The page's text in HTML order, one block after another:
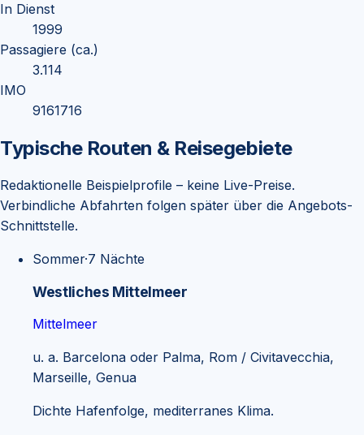
In Dienst
1999
Passagiere (ca.)
3.114
IMO
9161716
Typische Routen & Reisegebiete
Redaktionelle Beispielprofile – keine Live-Preise.
Verbindliche Abfahrten folgen später über die Angebots-
Schnittstelle.
Sommer·7 Nächte
Westliches Mittelmeer
Mittelmeer
u. a. Barcelona oder Palma, Rom / Civitavecchia,
Marseille, Genua
Dichte Hafenfolge, mediterranes Klima.